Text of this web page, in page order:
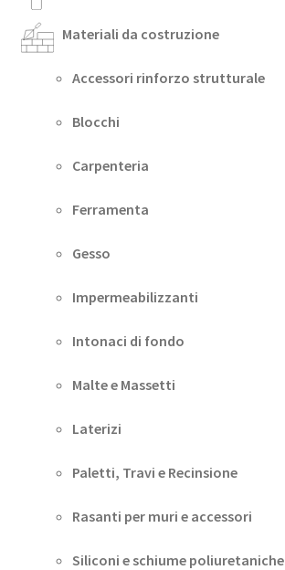
Materiali da costruzione
Accessori rinforzo strutturale
Blocchi
Carpenteria
Ferramenta
Gesso
Impermeabilizzanti
Intonaci di fondo
Malte e Massetti
Laterizi
Paletti, Travi e Recinsione
Rasanti per muri e accessori
Siliconi e schiume poliuretaniche